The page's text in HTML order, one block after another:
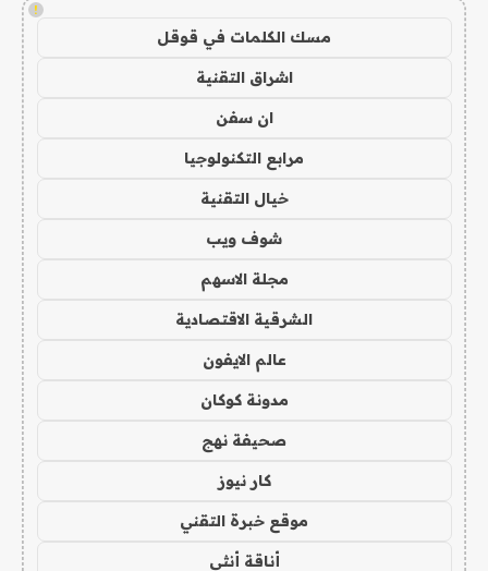
!
مسك الكلمات في قوقل
اشراق التقنية
ان سفن
مرابع التكنولوجيا
خيال التقنية
شوف ويب
مجلة الاسهم
الشرقية الاقتصادية
عالم الايفون
مدونة كوكان
صحيفة نهج
كار نيوز
موقع خبرة التقني
أناقة أنثى